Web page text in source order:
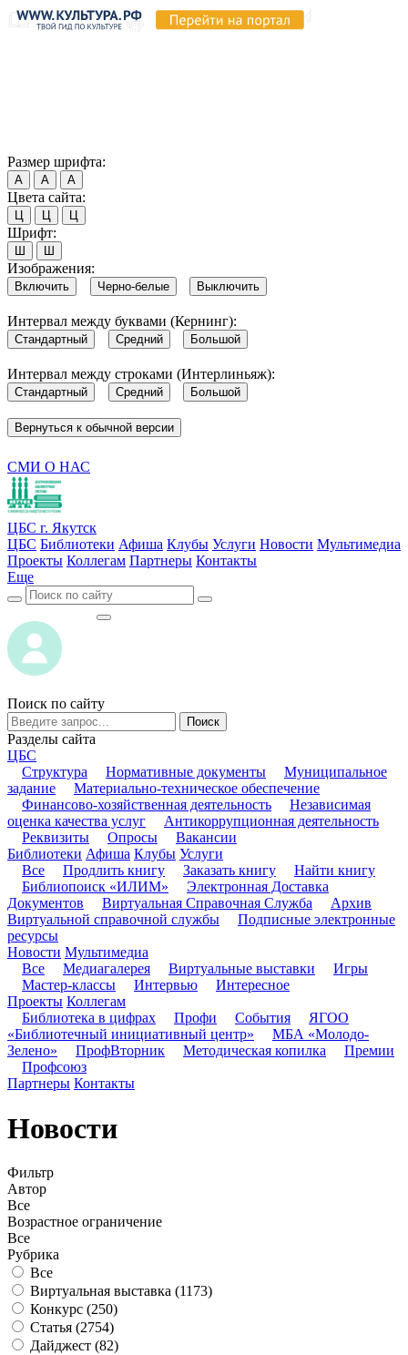
Размер шрифта:
А А А
Цвета сайта:
Ц Ц Ц
Шрифт:
Ш Ш
Изображения:
Включить Черно-белые Выключить
Интервал между буквами (Кернинг):
Стандартный Средний Большой
Интервал между строками (Интерлиньяж):
Стандартный Средний Большой
Вернуться к обычной версии
СМИ О НАС
ЦБС г. Якутск
ЦБС Библиотеки Афиша Клубы Услуги Новости Мультимедиа
Проекты Коллегам Партнеры Контакты
Еще
Поиск по сайту
Поиск
Разделы сайта
ЦБС
Структура
Нормативные документы
Муниципальное
задание
Материально-техническое обеспечение
Финансово-хозяйственная деятельность
Независимая
оценка качества услуг
Антикоррупционная деятельность
Реквизиты
Опросы
Вакансии
Библиотеки Афиша Клубы Услуги
Все
Продлить книгу Заказать книгу
Найти книгу
Библиопоиск «ИЛИМ»
Электронная Доставка
Документов
Виртуальная Справочная Служба
Архив
Виртуальной справочной службы
Подписные электронные
ресурсы
Новости Мультимедиа
Все
Медиагалерея Виртуальные выставки
Игры
Мастер-классы
Интервью
Интересное
Проекты Коллегам
Библиотека в цифрах
Профи События
ЯГОО
«Библиотечный инициативный центр»
МБА «Молодо-
Зелено»
ПрофВторник Методическая копилка
Премии
Профсоюз
Партнеры Контакты
Новости
Фильтр
Автор
Все
Возрастное ограничение
Все
Рубрика
Все
Виртуальная выставка (1173)
Конкурс (250)
Статья (2754)
Дайджест (82)